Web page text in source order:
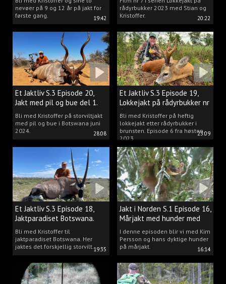
19:42
nevøer på 9 og 12 år på jakt for
første gang.
20:22
rådyrbukker 2023 med Stian og
Kristoffer.
28:08
Et Jaktliv S.3 Episode 20,
Jakt med pil og bue del 1.
Bli med Kristoffer på storviltjakt
med pil og bue i Botswana juni
2024.
23:09
Et Jaktliv S.3 Episode 19,
Lokkejakt på rådyrbukker nr
6
Bli med Kristoffer på heftig
lokkejakt etter rådyrbukker i
brunsten. Episode 6 fra høsten
2023.
19:35
Et Jaktliv S.3 Episode 18,
Jaktparadiset Botswana.
Bli med Kristoffer til
jaktparadiset Botswana. Her
jaktes det forskjellig storvilt.
16:14
Jakt i Norden S.1 Episode 16,
Mårjakt med hunder med
Kim Persson
I denne episoden blir vi med Kim
Persson og hans dyktige hunder
på mårjakt.